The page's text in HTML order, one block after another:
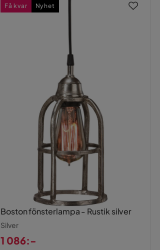
Boston fönsterlampa - Rustik silver
Silver
1 086:-
Få kvar Nyhet